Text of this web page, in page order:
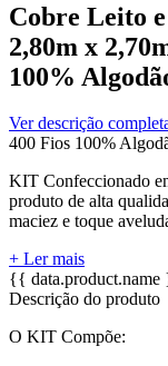
Cobre Leito
2,80m x
100%
Ver descrição
400 Fios 100%
KIT Confeccionado
produto de alta
maciez e toque
+ Ler mais
{{
Descrição do produto
O KIT Compõe: